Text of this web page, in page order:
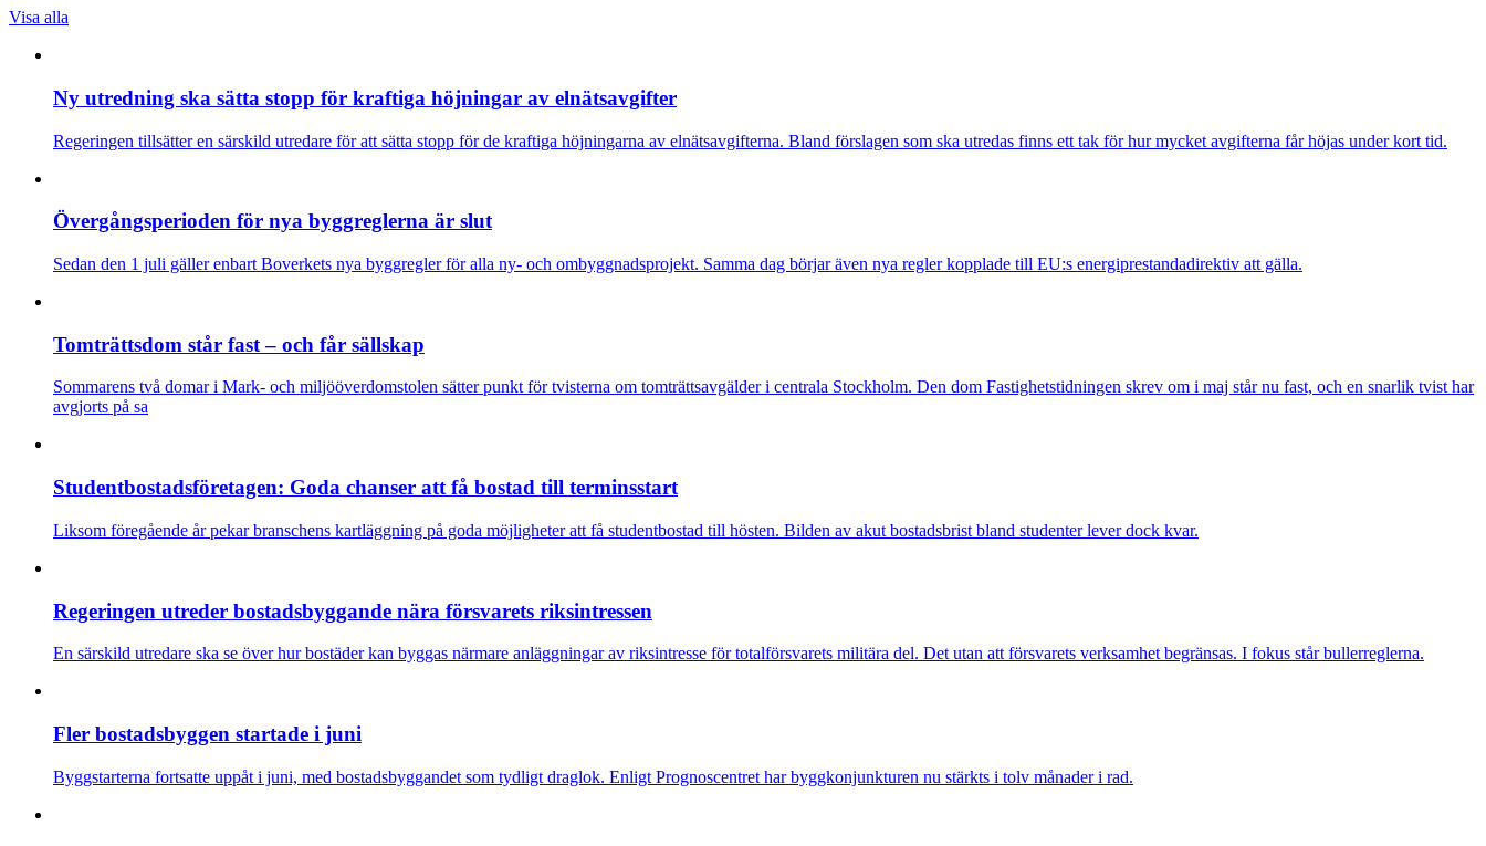
Visa alla
Ny utredning ska sätta stopp för kraftiga höjningar av elnätsavgifter
Regeringen tillsätter en särskild utredare för att sätta stopp för de kraftiga höjningarna av elnätsavgifterna. Bland förslagen som ska utredas finns ett tak för hur mycket avgifterna får höjas under kort tid.
Övergångsperioden för nya byggreglerna är slut
Sedan den 1 juli gäller enbart Boverkets nya byggregler för alla ny- och ombyggnadsprojekt. Samma dag börjar även nya regler kopplade till EU:s energiprestandadirektiv att gälla.
Tomträttsdom står fast – och får sällskap
Sommarens två domar i Mark- och miljööverdomstolen sätter punkt för tvisterna om tomträttsavgälder i centrala Stockholm. Den dom Fastighetstidningen skrev om i maj står nu fast, och en snarlik tvist har
avgjorts på sa
Studentbostadsföretagen: Goda chanser att få bostad till terminsstart
Liksom föregående år pekar branschens kartläggning på goda möjligheter att få studentbostad till hösten. Bilden av akut bostadsbrist bland studenter lever dock kvar.
Regeringen utreder bostadsbyggande nära försvarets riksintressen
En särskild utredare ska se över hur bostäder kan byggas närmare anläggningar av riksintresse för totalförsvarets militära del. Det utan att försvarets verksamhet begränsas. I fokus står bullerreglerna.
Fler bostadsbyggen startade i juni
Byggstarterna fortsatte uppåt i juni, med bostadsbyggandet som tydligt draglok. Enligt Prognoscentret har byggkonjunkturen nu stärkts i tolv månader i rad.